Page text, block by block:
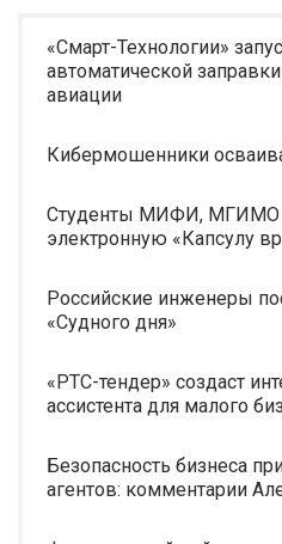
«Смарт-Технологии»
автоматической
авиации
Кибермошенники
Студенты МИФИ, МГИМО
электронную «Капсулу
Российские инженеры
«Судного дня»
«РТС-тендер» создаст
ассистента для малого
Безопасность бизнеса
агентов: комментарии